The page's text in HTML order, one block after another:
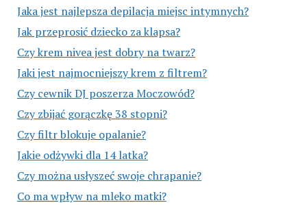
Jaka jest najlepsza depilacja miejsc intymnych?
Jak przeprosić dziecko za klapsa?
Czy krem nivea jest dobry na twarz?
Jaki jest najmocniejszy krem z filtrem?
Czy cewnik DJ poszerza Moczowód?
Czy zbijać gorączkę 38 stopni?
Czy filtr blokuje opalanie?
Jakie odżywki dla 14 latka?
Czy można usłyszeć swoje chrapanie?
Co ma wpływ na mleko matki?